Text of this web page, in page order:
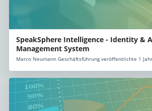
SpeakSphere Intelligence - Identity &
Management System
Marco Neumann Geschäftsführung veröffentlichte 1